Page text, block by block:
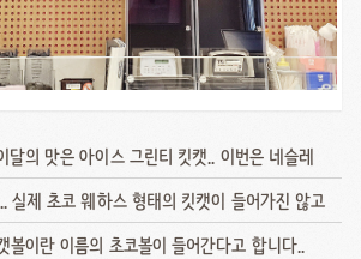
달의 맛은 아이스 그린티 킷캣.. 이번은 네슬레
실제 초코 웨하스 형태의 킷캣이 들어가진 않고
볼이란 이름의 초코볼이 들어간다고 합니다..